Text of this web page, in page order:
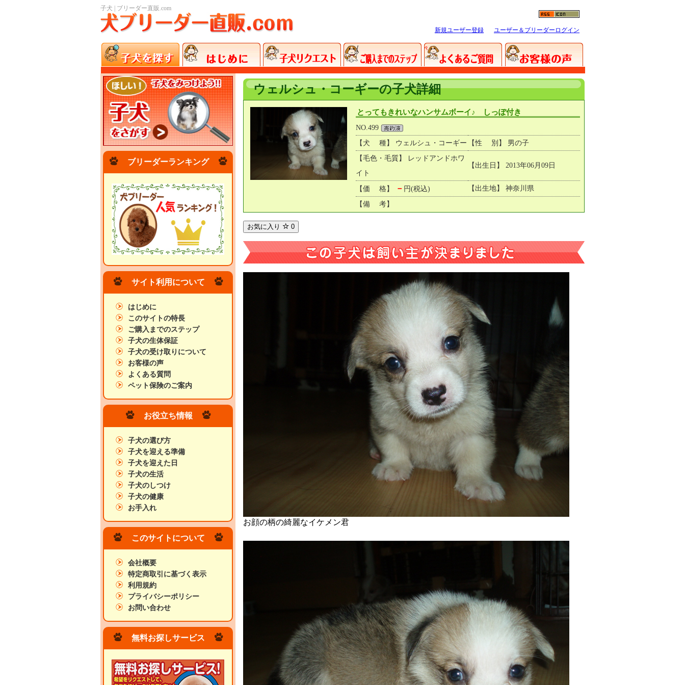
子犬 | ブリーダー直販.com
新規ユーザー登録 ユーザー＆ブリーダーログイン
ウェルシュ・コーギーの子犬詳細
とってもきれいなハンサムボーイ♪ しっぽ付き
NO.499
【犬 種】 ウェルシュ・コーギー
【性 別】 男の子
【毛色・毛質】 レッドアンドホワ
イト
【出生日】 2013年06月09日
【価 格】 － 円(税込) 【出生地】 神奈川県
【備 考】
お気に入り 0
お顔の柄の綺麗なイケメン君
ブリーダーランキング
サイト利用について
はじめに
このサイトの特長
ご購入までのステップ
子犬の生体保証
子犬の受け取りについて
お客様の声
よくある質問
ペット保険のご案内
お役立ち情報
子犬の選び方
子犬を迎える準備
子犬を迎えた日
子犬の生活
子犬のしつけ
子犬の健康
お手入れ
このサイトについて
会社概要
特定商取引に基づく表示
利用規約
プライバシーポリシー
お問い合わせ
無料お探しサービス